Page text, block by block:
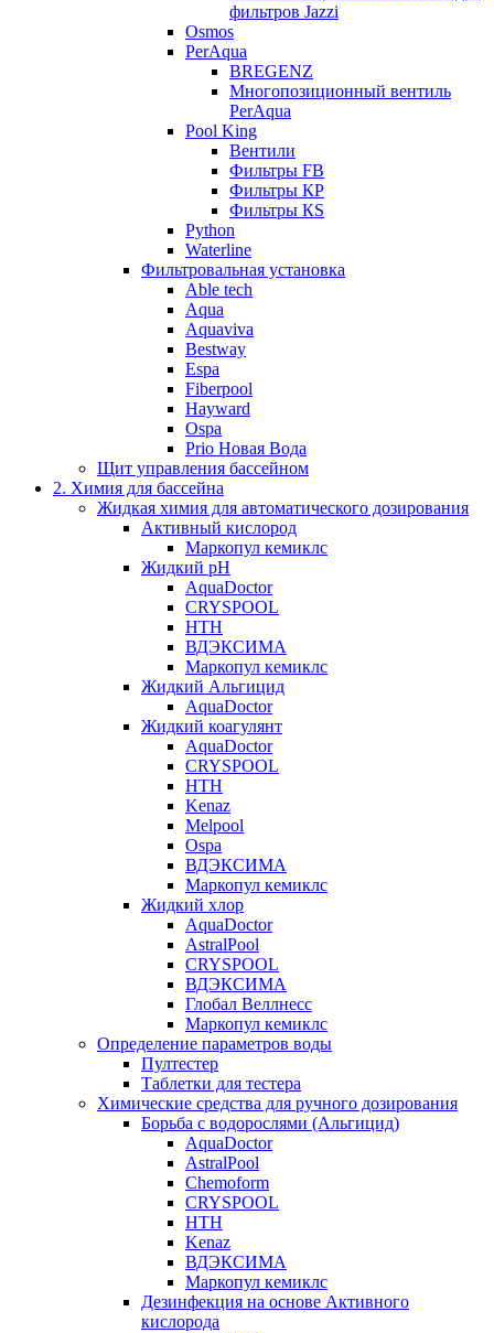
фильтров Jazzi
Osmos
PerAqua
BREGENZ
Многопозиционный вентиль
PerAqua
Pool King
Вентили
Фильтры FB
Фильтры КP
Фильтры КS
Python
Waterline
Фильтровальная установка
Able tech
Aqua
Aquaviva
Bestway
Espa
Fiberpool
Hayward
Ospa
Prio Новая Вода
Щит управления бассейном
2. Химия для бассейна
Жидкая химия для автоматического дозирования
Активный кислород
Маркопул кемиклс
Жидкий pH
AquaDoctor
CRYSPOOL
HTH
ВДЭКСИМА
Маркопул кемиклс
Жидкий Альгицид
AquaDoctor
Жидкий коагулянт
AquaDoctor
CRYSPOOL
HTH
Kenaz
Melpool
Ospa
ВДЭКСИМА
Маркопул кемиклс
Жидкий хлор
AquaDoctor
AstralPool
CRYSPOOL
ВДЭКСИМА
Глобал Веллнесс
Маркопул кемиклс
Определение параметров воды
Пултестер
Таблетки для тестера
Химические средства для ручного дозирования
Борьба с водорослями (Альгицид)
AquaDoctor
AstralPool
Chemoform
CRYSPOOL
HTH
Kenaz
ВДЭКСИМА
Маркопул кемиклс
Дезинфекция на основе Активного
кислорода